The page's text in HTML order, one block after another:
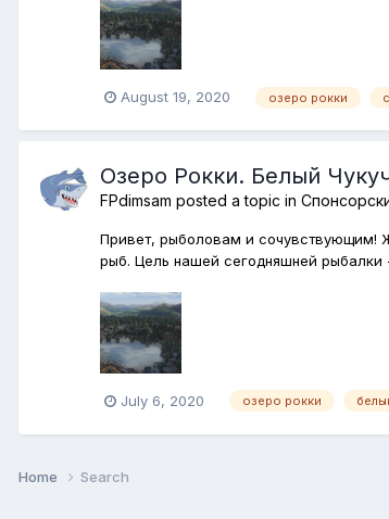
August 19, 2020 озеро рокки
Озеро Рокки. Белый
FPdimsam posted a topic in
Привет, рыболовам и сочувствующим!
рыб. Цель нашей сегодняшней рыбалки
July 6, 2020 озеро рокки
Home Search